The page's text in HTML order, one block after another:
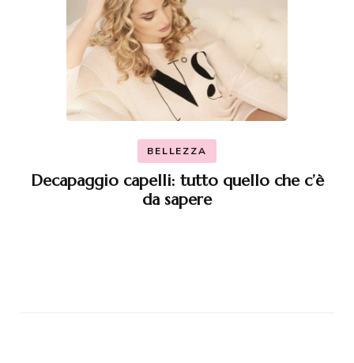
BELLEZZA
Decapaggio capelli: tutto quello che c’è
da sapere